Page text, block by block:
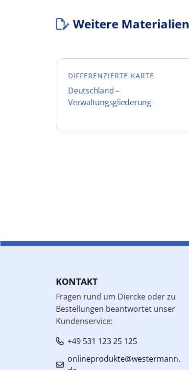
Weitere Materialien
DIFFERENZIERTE KARTE
Deutschland –
Verwaltungsgliederung
KONTAKT
Fragen rund um Diercke oder zu
Bestellungen beantwortet unser
Kundenservice:
+49 531 123 25 125
onlineprodukte@westermann.